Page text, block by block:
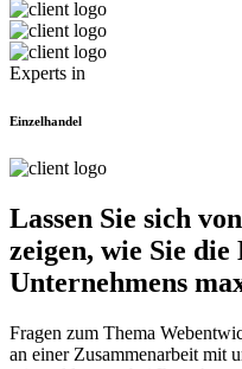
Experts in
Einzelhandel
Lassen Sie sich
zeigen, wie Sie die
Unternehmens
Fragen zum Thema
an einer Zusammenarbeit mit